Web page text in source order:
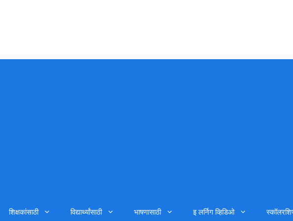
शिक्षकांसाठी विद्यार्थ्यांसाठी भाषणासाठी इ लर्निग व्हिडिओ